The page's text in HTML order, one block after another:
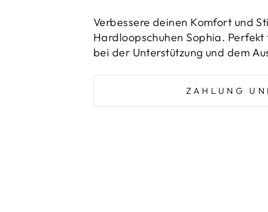
Verbessere deinen Komfort und
Hardloopschuhen Sophia.
bei der Unterstützung und dem
ZAHLUNG